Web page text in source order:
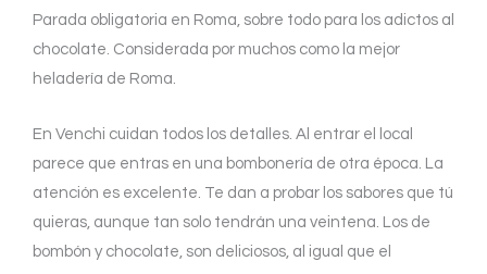
Parada obligatoria en Roma, sobre todo para los adictos al
chocolate. Considerada por muchos como la mejor
heladería de Roma.
En Venchi cuidan todos los detalles. Al entrar el local
parece que entras en una bombonería de otra época. La
atención es excelente. Te dan a probar los sabores que tú
quieras, aunque tan solo tendrán una veintena. Los de
bombón y chocolate, son deliciosos, al igual que el